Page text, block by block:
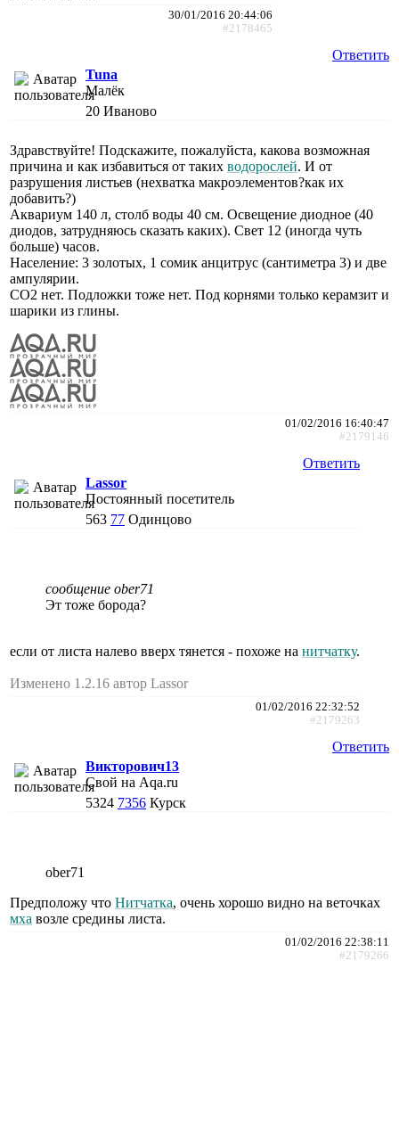
30/01/2016 20:44:06
#2178465
Ответить
Tuna
Малёк
20 Иваново
Здравствуйте! Подскажите, пожалуйста, какова возможная
причина и как избавиться от таких водорослей. И от
разрушения листьев (нехватка макроэлементов?как их
добавить?)
Аквариум 140 л, столб воды 40 см. Освещение диодное (40
диодов, затрудняюсь сказать каких). Свет 12 (иногда чуть
больше) часов.
Население: 3 золотых, 1 сомик анцитрус (сантиметра 3) и две
ампулярии.
СО2 нет. Подложки тоже нет. Под корнями только керамзит и
шарики из глины.
01/02/2016 16:40:47
#2179146
Ответить
Lassor
Постоянный посетитель
563 77 Одинцово
сообщение ober71
Эт тоже борода?
если от листа налево вверх тянется - похоже на нитчатку.
Изменено 1.2.16 автор Lassor
01/02/2016 22:32:52
#2179263
Ответить
Викторович13
Свой на Aqa.ru
5324 7356 Курск
ober71
Предположу что Нитчатка, очень хорошо видно на веточках
мха возле средины листа.
01/02/2016 22:38:11
#2179266